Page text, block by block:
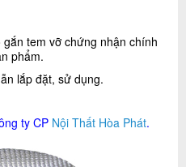
tem vỡ chứng nhận chính
phẩm.
lắp đặt, sử dụng.
ty CP Nội Thất Hòa Phát.